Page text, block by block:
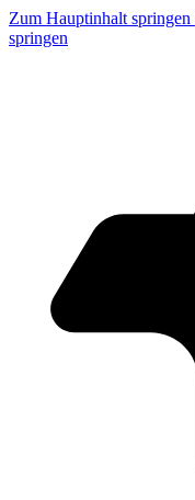
Zum Hauptinhalt springen
springen